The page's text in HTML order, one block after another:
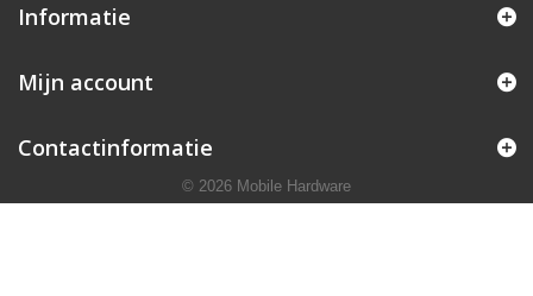
Informatie
Mijn account
Contactinformatie
© 2026 Mobile Hardware